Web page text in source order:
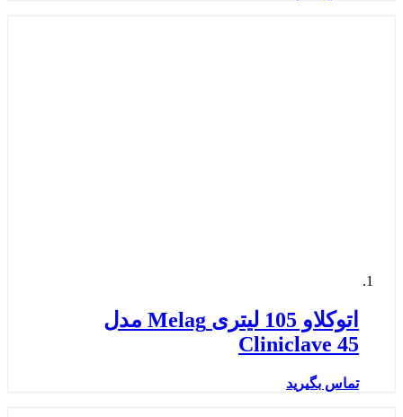
اتوکلاو 105 لیتری Melag مدل
Cliniclave 45
تماس بگیرید